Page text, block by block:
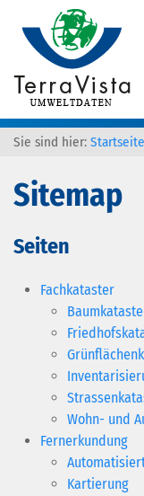
Sie sind hier: Startseite
Sitemap
Seiten
Fachkataster
Wohn- und
Fernerkundung
Kartierung